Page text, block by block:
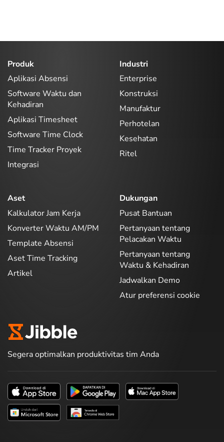
Produk
Aplikasi Absensi
Software Waktu dan
Kehadiran
Aplikasi Timesheet
Software Time Clock
Time Tracker Proyek
Integrasi
Industri
Enterprise
Konstruksi
Manufaktur
Perhotelan
Kesehatan
Ritel
Aset
Kalkulator Jam Kerja
Konverter Waktu AM/PM
Template Absensi
Aset Time Tracking
Artikel
Dukungan
Pusat Bantuan
Pertanyaan tentang
Pelacakan Waktu
Pertanyaan tentang
Waktu & Kehadiran
Jadwalkan Demo
Atur preferensi cookie
Segera optimalkan produktivitas tim Anda